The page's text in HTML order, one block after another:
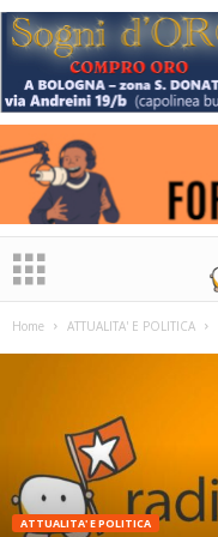
Home ATTUALITA' E POLITICA
ATTUALITA' E POLITICA